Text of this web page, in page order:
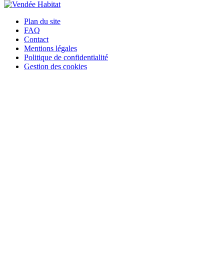
Plan du site
FAQ
Contact
Mentions légales
Politique de confidentialité
Gestion des cookies